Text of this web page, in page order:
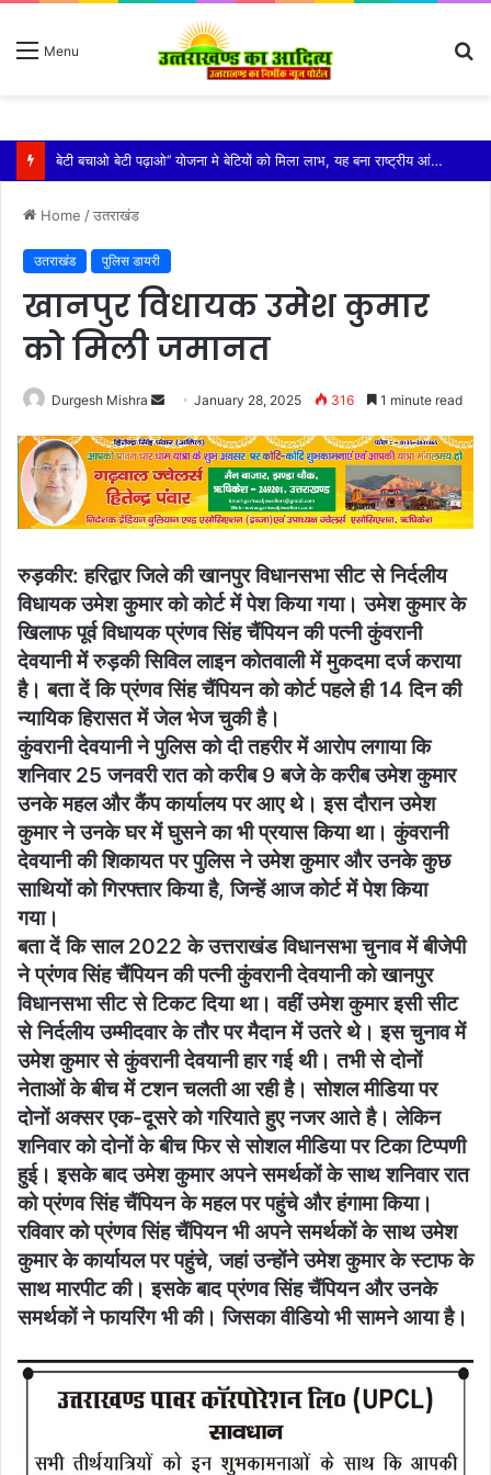
Menu
विशिष्ट पहचान बना रही है आदि कैलाश परिक्रमा: महाराज
Home /उतराखंड
उतराखंड पुलिस डायरी
खानपुर विधायक उमेश कुमार
को मिली जमानत
Durgesh Mishra
Send
email
January 28, 2025 316 1 minute read
रुड़कीर: हरिद्वार जिले की खानपुर विधानसभा सीट से निर्दलीय
विधायक उमेश कुमार को कोर्ट में पेश किया गया। उमेश कुमार के
खिलाफ पूर्व विधायक प्रंणव सिंह चैंपियन की पत्नी कुंवरानी
देवयानी में रुड़की सिविल लाइन कोतवाली में मुकदमा दर्ज कराया
है। बता दें कि प्रंणव सिंह चैंपियन को कोर्ट पहले ही 14 दिन की
न्यायिक हिरासत में जेल भेज चुकी है।
कुंवरानी देवयानी ने पुलिस को दी तहरीर में आरोप लगाया कि
शनिवार 25 जनवरी रात को करीब 9 बजे के करीब उमेश कुमार
उनके महल और कैंप कार्यालय पर आए थे। इस दौरान उमेश
कुमार ने उनके घर में घुसने का भी प्रयास किया था। कुंवरानी
देवयानी की शिकायत पर पुलिस ने उमेश कुमार और उनके कुछ
साथियों को गिरफ्तार किया है, जिन्हें आज कोर्ट में पेश किया
गया।
बता दें कि साल 2022 के उत्तराखंड विधानसभा चुनाव में बीजेपी
ने प्रंणव सिंह चैंपियन की पत्नी कुंवरानी देवयानी को खानपुर
विधानसभा सीट से टिकट दिया था। वहीं उमेश कुमार इसी सीट
से निर्दलीय उम्मीदवार के तौर पर मैदान में उतरे थे। इस चुनाव में
उमेश कुमार से कुंवरानी देवयानी हार गई थी। तभी से दोनों
नेताओं के बीच में टशन चलती आ रही है। सोशल मीडिया पर
दोनों अक्सर एक-दूसरे को गरियाते हुए नजर आते है। लेकिन
शनिवार को दोनों के बीच फिर से सोशल मीडिया पर टिका टिप्पणी
हुई। इसके बाद उमेश कुमार अपने समर्थकों के साथ शनिवार रात
को प्रंणव सिंह चैंपियन के महल पर पहुंचे और हंगामा किया।
रविवार को प्रंणव सिंह चैंपियन भी अपने समर्थकों के साथ उमेश
कुमार के कार्यायल पर पहुंचे, जहां उन्होंने उमेश कुमार के स्टाफ के
साथ मारपीट की। इसके बाद प्रंणव सिंह चैंपियन और उनके
समर्थकों ने फायरिंग भी की। जिसका वीडियो भी सामने आया है।